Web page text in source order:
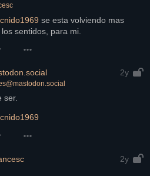
se esta volviendo mas
sentidos, para mi.
2y
ser.
2y